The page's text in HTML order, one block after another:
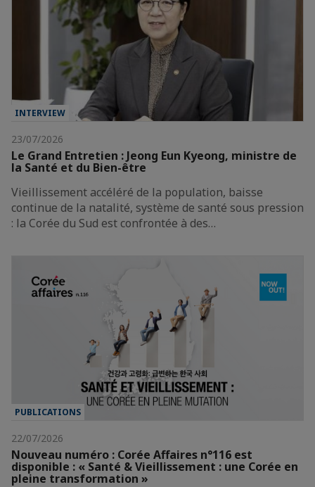
INTERVIEW
23/07/2026
Le Grand Entretien : Jeong Eun Kyeong, ministre de
la Santé et du Bien-être
Vieillissement accéléré de la population, baisse
continue de la natalité, système de santé sous pression
: la Corée du Sud est confrontée à des…
PUBLICATIONS
22/07/2026
Nouveau numéro : Corée Affaires n°116 est
disponible : « Santé & Vieillissement : une Corée en
pleine transformation »